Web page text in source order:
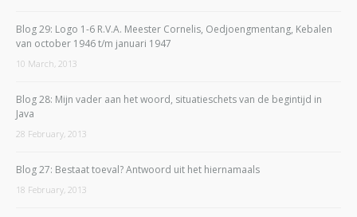
Blog 29: Logo 1-6 R.V.A. Meester Cornelis, Oedjoengmentang, Kebalen
van october 1946 t/m januari 1947
10 March, 2013
Blog 28: Mijn vader aan het woord, situatieschets van de begintijd in
Java
28 February, 2013
Blog 27: Bestaat toeval? Antwoord uit het hiernamaals
18 February, 2013